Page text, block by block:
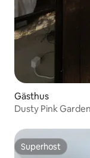
Gästhus
Dusty Pink
Superhost
Superhost